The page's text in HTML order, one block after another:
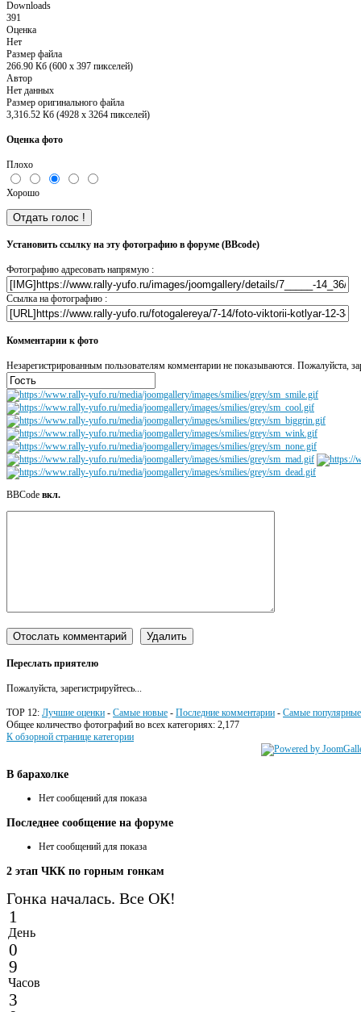
Downloads
391
Оценка
Нет
Размер файла
266.90 Кб (600 x 397 пикселей)
Автор
Нет данных
Размер оригинального файла
3,316.52 Кб (4928 x 3264 пикселей)
Оценка фото
Плохо
Хорошо
Установить ссылку на эту фотографию в форуме (BBcode)
Фотографию адресовать напрямую :
Ссылка на фотографию :
Комментарии к фото
Незарегистрированным пользователям комментарии не показываются. Пожалуйста,
BBCode вкл.
Переслать приятелю
Пожалуйста, зарегистрируйтесь...
TOP 12: Лучшие оценки - Самые новые - Последние комментарии - Самые популярные
Общее количество фотографий во всех категориях: 2,177
К обзорной странице категории
В барахолке
Нет сообщений для показа
Последнее сообщение на форуме
Нет сообщений для показа
2 этап ЧКК по горным гонкам
Гонка началась. Все ОК!
1
День
0
9
Часов
3